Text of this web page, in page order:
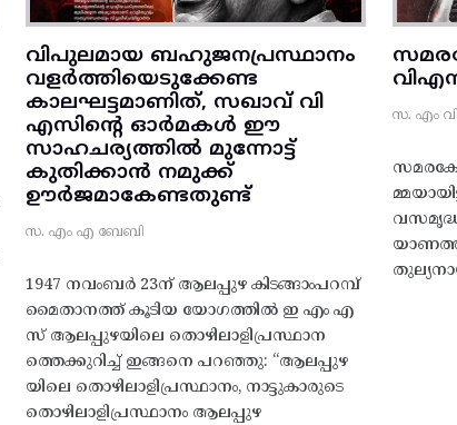
വിപുലമായ ബഹുജനപ്രസ്ഥാനം
വളർത്തിയെടുക്കേണ്ട
കാലഘട്ടമാണിത്, സഖാവ് വി
എസിന്റെ ഓർമകൾ ഈ
സാഹചര്യത്തിൽ മുന്നോട്ട്‌
കുതിക്കാൻ നമുക്ക്
ഊർജമാകേണ്ടതുണ്ട്
സ. എം എ ബേബി
1947 നവംബർ 23ന് ആലപ്പുഴ കിടങ്ങാംപറമ്പ്‌
മൈതാനത്ത്‌ കൂടിയ യോഗത്തിൽ ഇ എം എ
സ് ആലപ്പുഴയിലെ തൊഴിലാളിപ്രസ്ഥാന
ത്തെക്കുറിച്ച് ഇങ്ങനെ പറഞ്ഞു: “ആലപ്പുഴ
യിലെ തൊഴിലാളിപ്രസ്ഥാനം, നാട്ടുകാരുടെ
തൊഴിലാളിപ്രസ്ഥാനം ആലപ്പുഴ
സ. എം വി